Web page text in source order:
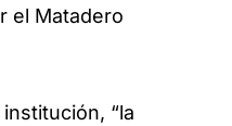
el Matadero
“la